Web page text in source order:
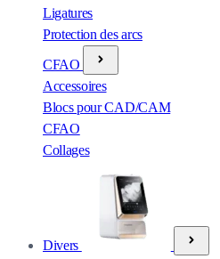
Ligatures
Protection des arcs
CFAO
Accessoires
Blocs pour CAD/CAM
CFAO
Collages
Divers